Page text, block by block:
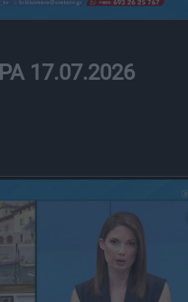
17.07.2026